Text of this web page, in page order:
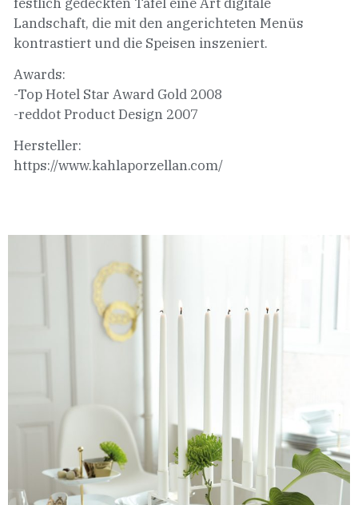
Landschaft, die mit den angerichteten Menüs
kontrastiert und die Speisen inszeniert.
Awards:
-Top Hotel Star Award Gold 2008
-reddot Product Design 2007
Hersteller:
https://www.kahlaporzellan.com/